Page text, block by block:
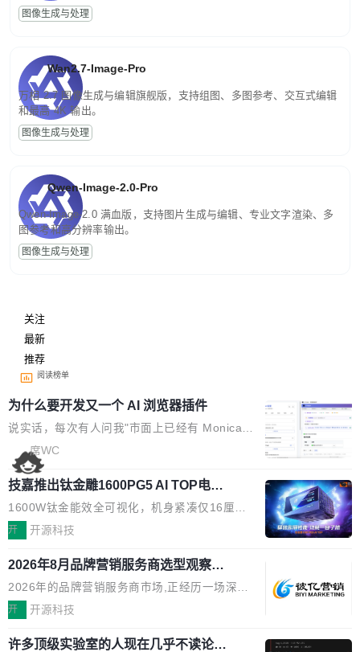
图像生成与处理
Wan2.7-Image-Pro
万相 2.7 图像生成与编辑旗舰版，支持组图、多图参考、交互式编辑
和最高 4K 输出。
图像生成与处理
Qwen-Image-2.0-Pro
Qwen-Image-2.0 满血版，支持图片生成与编辑、专业文字渲染、多
图参考和高分辨率输出。
图像生成与处理
关注
最新
推荐
阅读榜单
为什么要开发又一个 AI 浏览器插件
说实话，每次有人问我"市面上已经有 Monica、
Sider、Copilot for Chrome 这些 AI 浏览器插件
了，你为什么还要再做一个"，我都觉得这个问题
问得好。 因为我自己也是从用户变成开发者的。
现有产品的天花板 我用过不少 AI 浏览器插件。
刚开始觉得都挺好——选中一段文字，弹出解
要。但用久了你会发现，它们本质上都是同一类
东西：一个带网页上下文的聊天框。 它们能读取
页面的文本，然后把文本丢给大模型，再返回一
段回答。仅此而已。 这当然有用，但总觉得差点
意思。比如我在一个后台管理系统里，需要填50
席WC
技嘉推出钛金雕1600PG5 AI TOP电
源：为发烧级主机与本地AI算力打造旗
舰供电方案
1600W钛金能效全可视化，机身紧凑仅16厘米
继2026台北电脑展首度亮相后，技嘉科技近日正
电源专为发烧级DIY主机与本地AI算力平台打
造，整机长度仅16厘米，提供1600W额定功率
与80PLUS钛金能效；支持ATX 3.1与PCIe 5.1
规范，结合服务器级元件、完善供电线材与内置
实时LCD监控屏，可充分满足当下高阶PC主机
开 开源科技
2026年8月品牌营销服务商选型观察：
从流量思维到品牌资产思维的范式转移
2026年的品牌营销服务商市场,正经历一场深刻
的价值重构。全球全案品牌代理机构市场从2025
复合增长率达5.44%,预计2032年将突破120亿美
开 开源科技
许多顶级实验室的人现在几乎不读论文